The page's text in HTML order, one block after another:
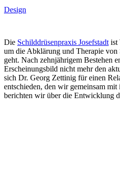
Design
Die Schilddrüsenpraxis Josefstadt ist
um die Abklärung und Therapie von
geht. Nach zehnjährigem Bestehen
Erscheinungsbild nicht mehr den
sich Dr. Georg Zettinig für einen
entschieden, den wir gemeinsam
berichten wir über die Entwicklung